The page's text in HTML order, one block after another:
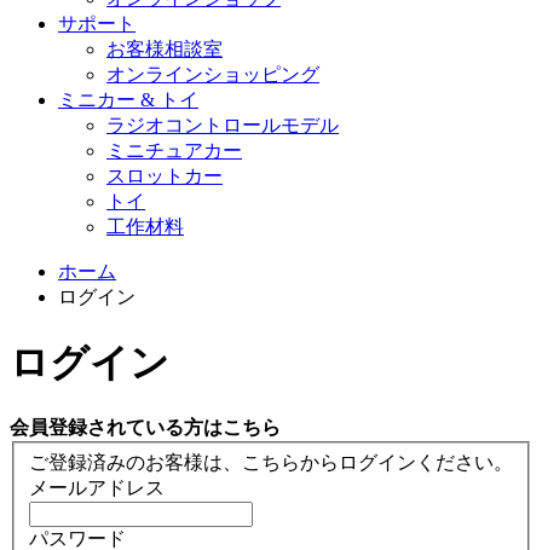
サポート
お客様相談室
オンラインショッピング
ミニカー & トイ
ラジオコントロールモデル
ミニチュアカー
スロットカー
トイ
工作材料
ホーム
ログイン
ログイン
会員登録されている方はこちら
ご登録済みのお客様は、こちらからログインください。
メールアドレス
パスワード